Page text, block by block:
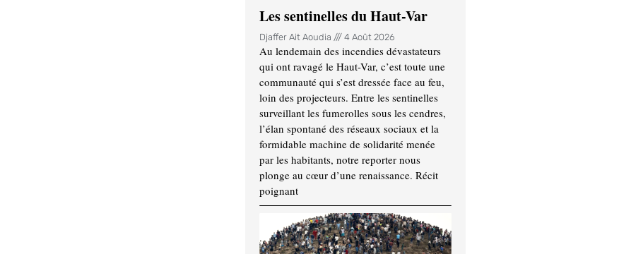
Les sentinelles du Haut-Var
Djaffer Ait Aoudia 4 Août 2026
Au lendemain des incendies dévastateurs
qui ont ravagé le Haut-Var, c’est toute une
communauté qui s’est dressée face au feu,
loin des projecteurs. Entre les sentinelles
surveillant les fumerolles sous les cendres,
l’élan spontané des réseaux sociaux et la
formidable machine de solidarité menée
par les habitants, notre reporter nous
plonge au cœur d’une renaissance. Récit
poignant